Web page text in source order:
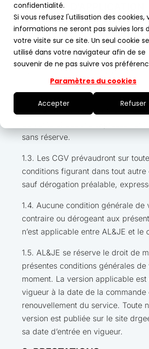
confidentialité.
Si vous refusez l'utilisation des cookies,
informations ne seront pas suivies lors
votre visite sur ce site. Un seul cookie
utilisé dans votre navigateur afin de se
souvenir de ne pas suivre vos
Paramètres du cookies
Accepter Refuser
1. CHAMP D’APPLICATION
1.1. Les présentes conditions
vente régissent les relations
entre AL&JE et son client.
1.2. Le client reconnaît avoir pris
au moment de la validation de sa
sur drgeek.com (y.c. doctorgeek.ch,
drgeek.ch), des présentes
de vente et déclare
sans réserve.
1.3. Les CGV prévaudront sur
conditions figurant dans tout autre
sauf dérogation préalable,
1.4. Aucune condition générale de
contraire ou dérogeant aux
n’est applicable entre AL&JE et le
1.5. AL&JE se réserve le droit de
présentes conditions générales de
moment. La version applicable est
vigueur à la date de la commande
renouvellement du service. Toute
version est publiée sur le site
sa date d’entrée en vigueur.